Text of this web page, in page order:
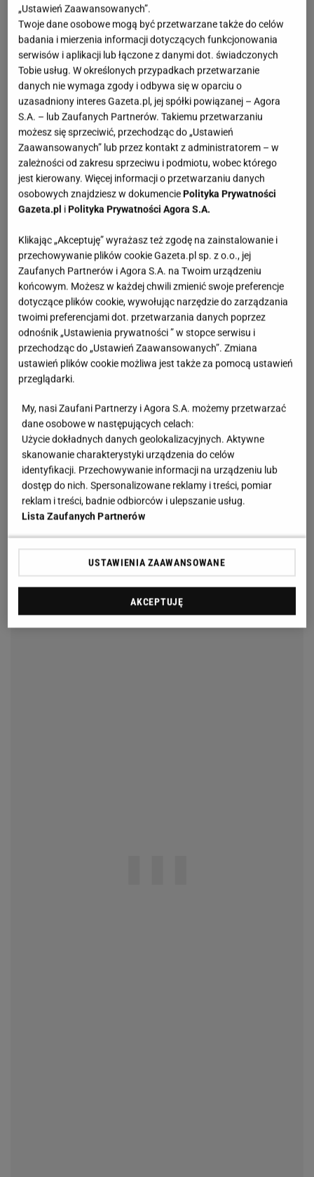
„Ustawień Zaawansowanych”.
Twoje dane osobowe mogą być przetwarzane także do celów
badania i mierzenia informacji dotyczących funkcjonowania
serwisów i aplikacji lub łączone z danymi dot. świadczonych
Tobie usług. W określonych przypadkach przetwarzanie
danych nie wymaga zgody i odbywa się w oparciu o
uzasadniony interes Gazeta.pl, jej spółki powiązanej – Agora
S.A. – lub Zaufanych Partnerów. Takiemu przetwarzaniu
możesz się sprzeciwić, przechodząc do „Ustawień
Zaawansowanych” lub przez kontakt z administratorem – w
zależności od zakresu sprzeciwu i podmiotu, wobec którego
jest kierowany. Więcej informacji o przetwarzaniu danych
osobowych znajdziesz w dokumencie Polityka Prywatności
Gazeta.pl i Polityka Prywatności Agora S.A.
Klikając „Akceptuję” wyrażasz też zgodę na zainstalowanie i
przechowywanie plików cookie Gazeta.pl sp. z o.o., jej
Zaufanych Partnerów i Agora S.A. na Twoim urządzeniu
końcowym. Możesz w każdej chwili zmienić swoje preferencje
dotyczące plików cookie, wywołując narzędzie do zarządzania
twoimi preferencjami dot. przetwarzania danych poprzez
odnośnik „Ustawienia prywatności ” w stopce serwisu i
przechodząc do „Ustawień Zaawansowanych”. Zmiana
ustawień plików cookie możliwa jest także za pomocą ustawień
przeglądarki.
My, nasi Zaufani Partnerzy i Agora S.A. możemy przetwarzać
dane osobowe w następujących celach:
Użycie dokładnych danych geolokalizacyjnych. Aktywne
skanowanie charakterystyki urządzenia do celów
identyfikacji. Przechowywanie informacji na urządzeniu lub
dostęp do nich. Spersonalizowane reklamy i treści, pomiar
reklam i treści, badnie odbiorców i ulepszanie usług.
Lista Zaufanych Partnerów
USTAWIENIA ZAAWANSOWANE
AKCEPTUJĘ